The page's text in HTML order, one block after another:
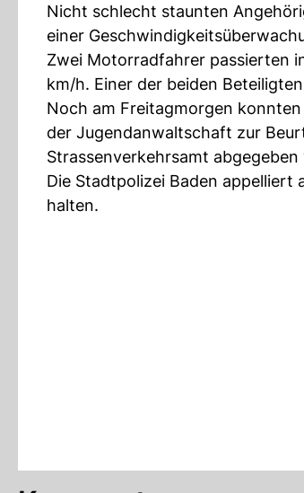
Nicht schlecht staunten
einer
Zwei Motorradfahrer passierten
km/h. Einer der beiden
Noch am Freitagmorgen
der Jugendanwaltschaft zur
Strassenverkehrsamt abgegeben
Die Stadtpolizei Baden appelliert
halten.